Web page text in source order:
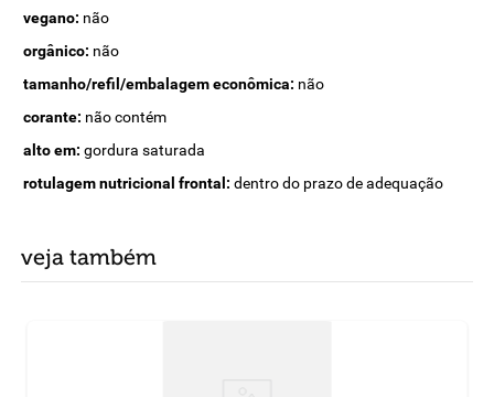
vegano: não
orgânico: não
tamanho/refil/embalagem econômica: não
corante: não contém
alto em: gordura saturada
rotulagem nutricional frontal: dentro do prazo de adequação
veja também